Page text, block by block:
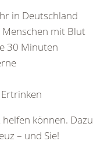
in Deutschland
mit Blut
30 Minuten
können. Dazu
– und Sie!